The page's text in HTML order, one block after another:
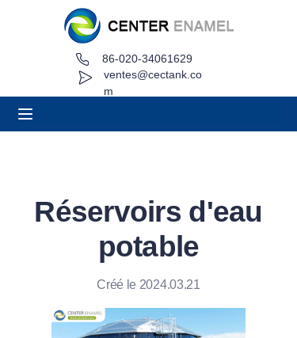
ventes@cectank.co
m
86-020-34061629
Réservoirs d'eau
potable
Créé le 2024.03.21
À propos
Nouvelles